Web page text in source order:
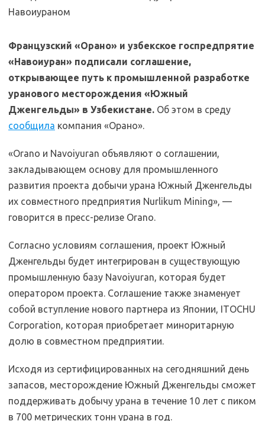
Французский «Орано» и узбекское госпредпрятие
«Навоиуран» подписали соглашение,
открывающее путь к промышленной разработке
уранового месторождения «Южный
Дженгельды» в Узбекистане. Об этом в среду
сообщила компания «Орано».
«Orano и Navoiyuran объявляют о соглашении,
закладывающем основу для промышленного
развития проекта добычи урана Южный Дженгельды
их совместного предприятия Nurlikum Mining», —
говорится в пресс-релизе Orano.
Согласно условиям соглашения, проект Южный
Дженгельды будет интегрирован в существующую
промышленную базу Navoiyuran, которая будет
оператором проекта. Соглашение также знаменует
собой вступление нового партнера из Японии, ITOCHU
Corporation, которая приобретает миноритарную
долю в совместном предприятии.
Исходя из сертифицированных на сегодняшний день
запасов, месторождение Южный Дженгельды сможет
поддерживать добычу урана в течение 10 лет с пиком
в 700 метрических тонн урана в год.